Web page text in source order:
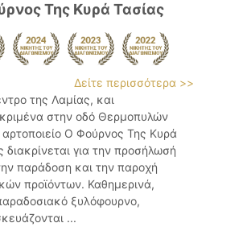
Της Κυρά Τασίας
Δείτε περισσότερα >>
της Λαμίας, και
στην οδό Θερμοπυλών
Ο Φούρνος Της Κυρά
διακρίνεται για την προσήλωσή
παράδοση και την παροχή
προϊόντων. Καθημερινά,
ξυλόφουρνο,
...